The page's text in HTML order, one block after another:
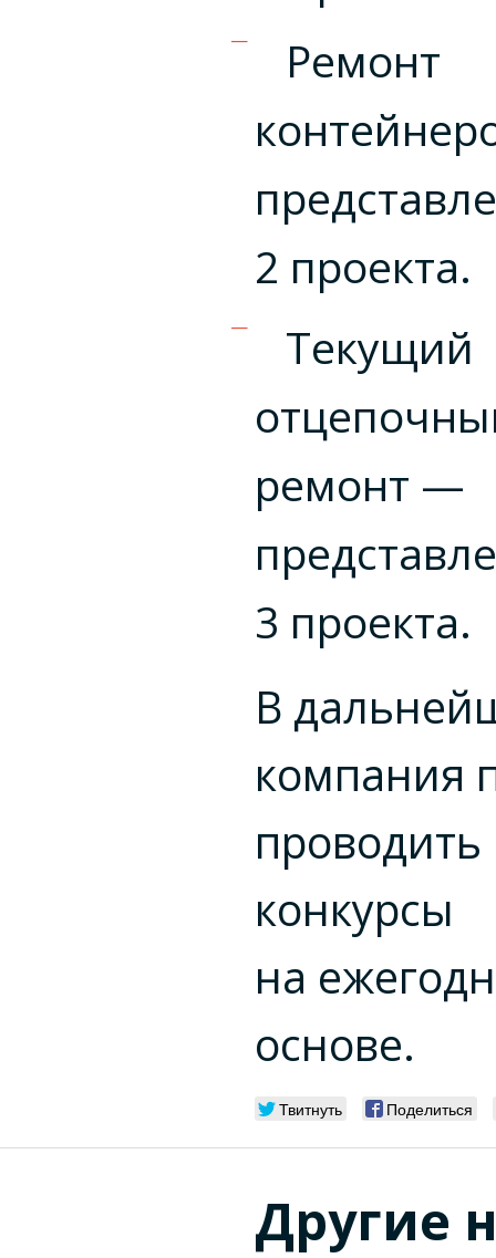
Ремонт
2 проекта.
Текущий
ремонт —
3 проекта.
В
компания
конкурсы
на
основе.
Твитнуть Поделиться
Другие